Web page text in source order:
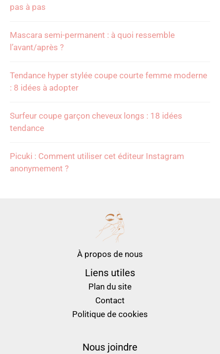
pas à pas
Mascara semi-permanent : à quoi ressemble
l’avant/après ?
Tendance hyper stylée coupe courte femme moderne
: 8 idées à adopter
Surfeur coupe garçon cheveux longs : 18 idées
tendance
Picuki : Comment utiliser cet éditeur Instagram
anonymement ?
À propos de nous
Liens utiles
Plan du site
Contact
Politique de cookies
Nous joindre